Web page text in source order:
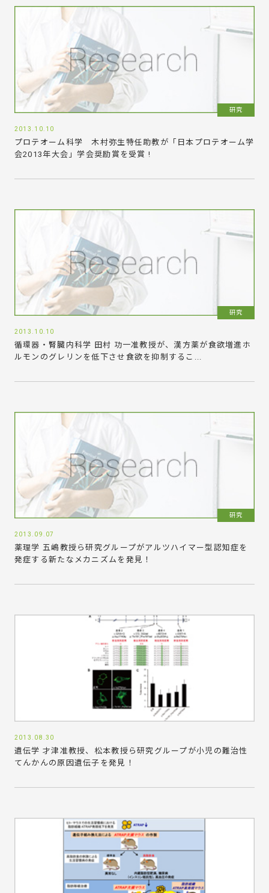
研究
2013.10.10
プロテオーム科学 木村弥生特任助教が「日本プロテオーム学
会2013年大会」学会奨励賞を受賞 !
研究
2013.10.10
循環器・腎臓内科学 田村 功一准教授が、漢方薬が食欲増進ホ
ルモンのグレリンを低下させ食欲を抑制するこ...
研究
2013.09.07
薬理学 五嶋教授ら研究グループがアルツハイマー型認知症を
発症する新たなメカニズムを発見！
2013.08.30
遺伝学 才津准教授、松本教授ら研究グループが小児の難治性
てんかんの原因遺伝子を発見！